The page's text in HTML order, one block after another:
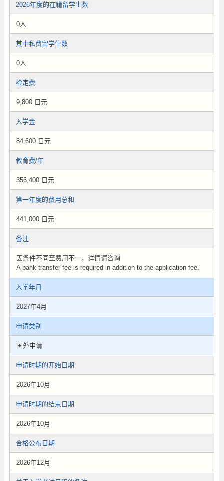
2026年度的在籍留学生数
0人
其中私费留学生数
0人
检定费
9,800 日元
入学金
84,600 日元
教育费/年
356,400 日元
第一年度的费用总和
441,000 日元
备注
因条件不同至费用不一，详情请咨询
A bank transfer fee is required in addition to the application fee.
入学年月
2027年4月
申请类别
国外申请
申请时期的开始日期
2026年10月
申请时期的结束日期
2026年10月
合格公布日期
2026年12月